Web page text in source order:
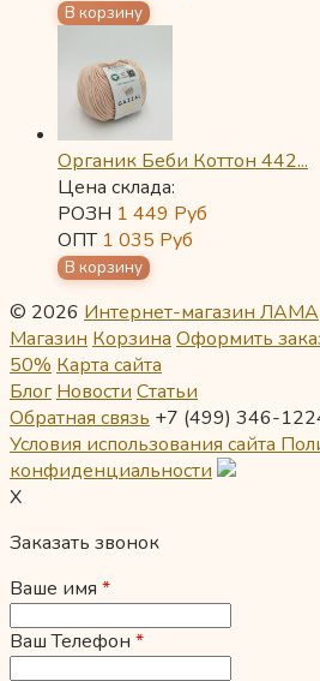
Органик Беби Коттон 442...
Цена склада:
РОЗН 1 449 Руб
ОПТ 1 035 Руб
© 2026 Интернет-магазин ЛАМА
Магазин Корзина Оформить
50% Карта сайта
Блог Новости Статьи
Обратная связь +7 (499) 346-
Условия использования сайта
конфиденциальности
X
Заказать звонок
Ваше имя *
Ваш Телефон *